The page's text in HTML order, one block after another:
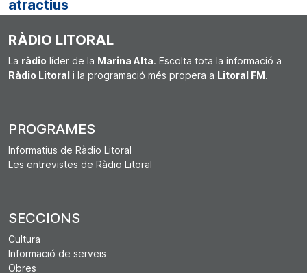
atractius
RÀDIO LITORAL
La ràdio líder de la Marina Alta. Escolta tota la informació a
Ràdio Litoral i la programació més propera a Litoral FM.
PROGRAMES
Informatius de Ràdio Litoral
Les entrevistes de Ràdio Litoral
SECCIONS
Cultura
Informació de serveis
Obres